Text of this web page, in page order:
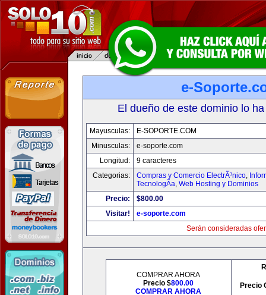
e-
El dueño de este dominio lo
Mayusculas:
E-SOPORTE.COM
Minusculas:
e-soporte.com
Longitud:
9 caracteres
Categorias:
Compras y Comercio ElectrÃ³nico,
TecnologÃ­a, Web Hosting y Dominios
Precio:
$800.00
Visitar!
e-soporte.com
Serán consideradas
COMPRAR AHORA
Precio $800.00
COMPRAR AHORA
Precio